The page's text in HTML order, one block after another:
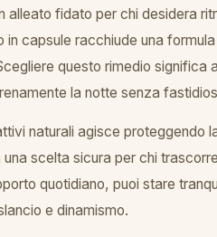
alleato fidato per chi desidera
capsule racchiude una
questo rimedio
la notte senza
naturali agisce proteggendo
scelta sicura per chi
quotidiano, puoi stare
e dinamismo.